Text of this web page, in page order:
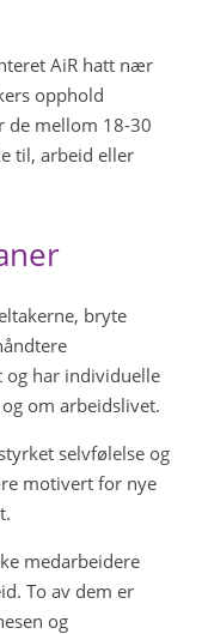
AiR hatt nær
opphold
de mellom 18-30
til, arbeid eller
bryte
har individuelle
om arbeidslivet.
selvfølelse og
motivert for nye
medarbeidere
To av dem er
og